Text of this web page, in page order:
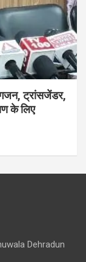
ट्रांसजेंडर,
के लिए
Dehradun